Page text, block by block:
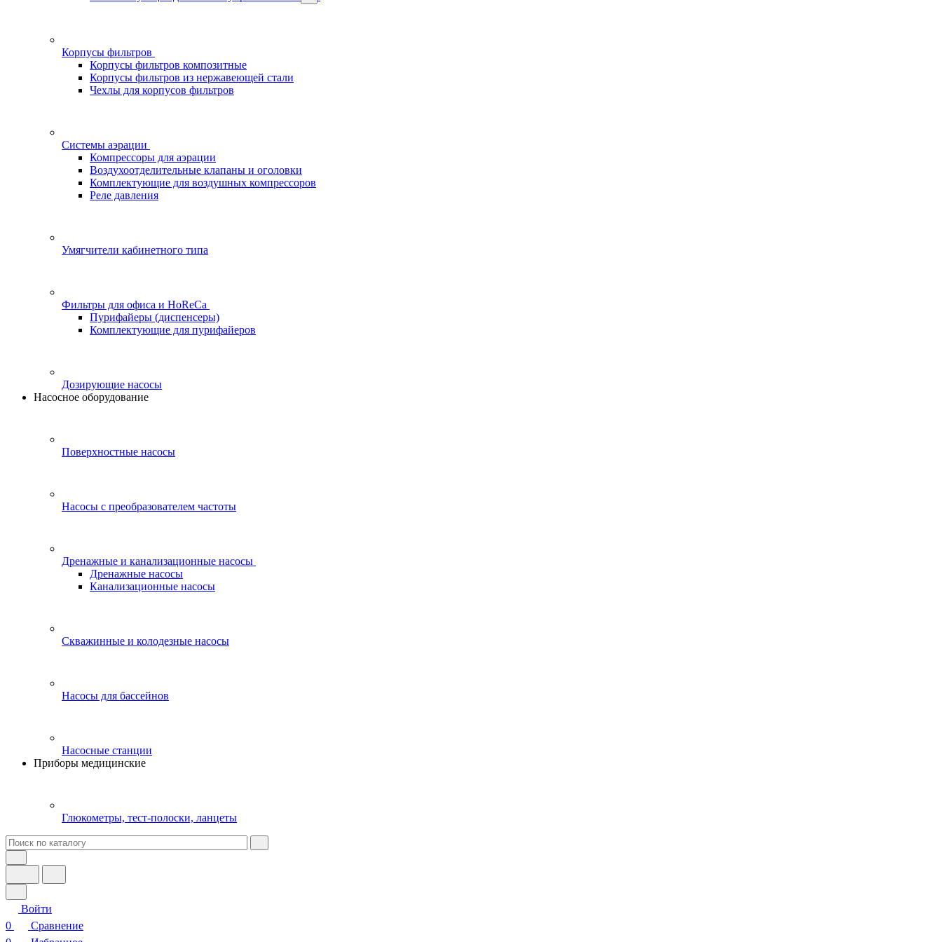
Корпусы фильтров
Корпусы фильтров композитные
Корпусы фильтров из нержавеющей стали
Чехлы для корпусов фильтров
Системы аэрации
Компрессоры для аэрации
Воздухоотделительные клапаны и оголовки
Комплектующие для воздушных компрессоров
Реле давления
Умягчители кабинетного типа
Фильтры для офиса и HoReCa
Пурифайеры (диспенсеры)
Комплектующие для пурифайеров
Дозирующие насосы
Насосное оборудование
Поверхностные насосы
Насосы с преобразователем частоты
Дренажные и канализационные насосы
Дренажные насосы
Канализационные насосы
Скважинные и колодезные насосы
Насосы для бассейнов
Насосные станции
Приборы медицинские
Глюкометры, тест-полоски, ланцеты
Войти
0
Сравнение